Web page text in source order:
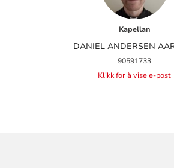
Kapellan
DANIEL ANDERSEN
90591733
Klikk for å vise e-post